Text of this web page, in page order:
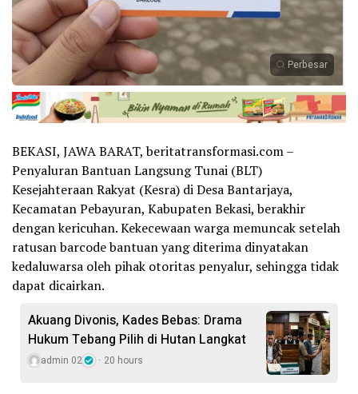
Perbesar
BEKASI, JAWA BARAT, beritatransformasi.com –
Penyaluran Bantuan Langsung Tunai (BLT)
Kesejahteraan Rakyat (Kesra) di Desa Bantarjaya,
Kecamatan Pebayuran, Kabupaten Bekasi, berakhir
dengan kericuhan. Kekecewaan warga memuncak setelah
ratusan barcode bantuan yang diterima dinyatakan
kedaluwarsa oleh pihak otoritas penyalur, sehingga tidak
dapat dicairkan.
Akuang Divonis, Kades Bebas: Drama
Hukum Tebang Pilih di Hutan Langkat
admin 02 20 hours